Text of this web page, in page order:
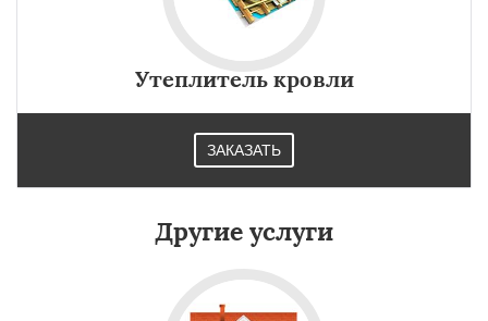
Утеплитель кровли
ЗАКАЗАТЬ
Другие услуги